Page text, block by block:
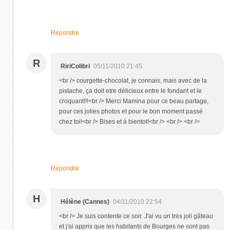
Répondre
R RiriColibri 05/11/2010 21:45
<br /> courgette-chocolat, je connais, mais avec de la
pistache, ça doit etre délicieux entre le fondant et le
croquant!!!<br /> Merci Mamina pour ce beau partage,
pour ces jolies photos et pour le bon moment passé
chez toi!<br /> Bises et à bientot!<br /> <br /> <br />
Répondre
H Hélène (Cannes) 04/11/2010 22:54
<br /> Je suis contente ce soir. J'ai vu un très joli gâteau
et j'ai appris que les habitants de Bourges ne sont pas